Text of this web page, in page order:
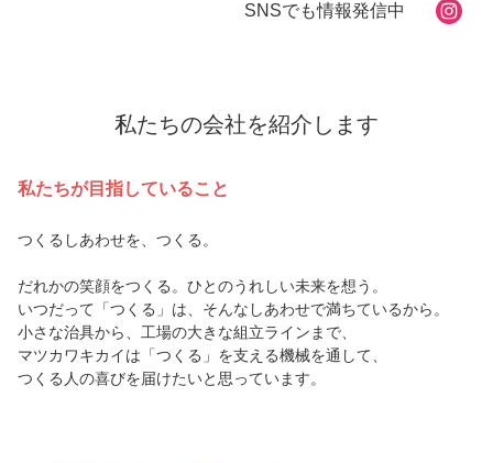
SNSでも情報発信中
私たちの会社を紹介します
私たちが目指していること
つくるしあわせを、つくる。
だれかの笑顔をつくる。ひとのうれしい未来を想う。
いつだって「つくる」は、そんなしあわせで満ちているから。
小さな治具から、工場の大きな組立ラインまで、
マツカワキカイは「つくる」を支える機械を通して、
つくる人の喜びを届けたいと思っています。